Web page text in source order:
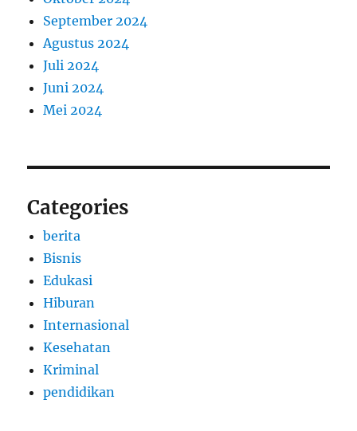
September 2024
Agustus 2024
Juli 2024
Juni 2024
Mei 2024
Categories
berita
Bisnis
Edukasi
Hiburan
Internasional
Kesehatan
Kriminal
pendidikan